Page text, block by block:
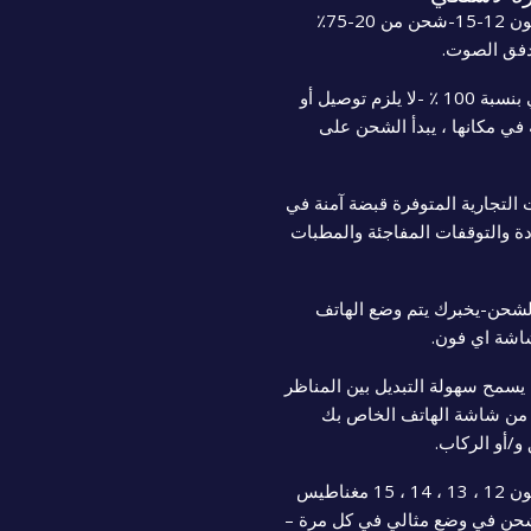
يوفر أسرع شحن لاسلكي للآيفون 12-15-شحن من 20-75٪
شحن مغناطيسي إضافي بنسبة 100 ٪ -لا يلزم توصيل أو
مكانها ، يبدأ الشحن على
المتوفرة قبضة آمنة في
والتوقفات المفاجئة والمطبات
يخبرك يتم وضع الهاتف
اي فون.
سهولة التبديل بين المناظر
شاشة الهاتف الخاص بك
و/أو الركاب.
متوافق مع ايفون 12 ، 13 ، 14 ، 15 مغناطيس
في وضع مثالي في كل مرة –